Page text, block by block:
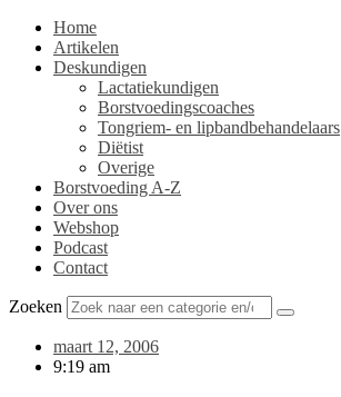
Home
Artikelen
Deskundigen
Lactatiekundigen
Borstvoedingscoaches
Tongriem- en lipbandbehandelaars
Diëtist
Overige
Borstvoeding A-Z
Over ons
Webshop
Podcast
Contact
Zoeken
maart 12, 2006
9:19 am